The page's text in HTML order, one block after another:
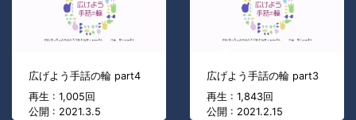
広げよう手話の輪 part4
再生 : 1,005回
公開 : 2021.3.5
広げよう手話の輪 part3
再生 : 1,843回
公開 : 2021.2.15